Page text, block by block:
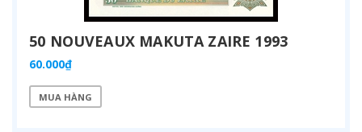
50 NOUVEAUX MAKUTA ZAIRE 1993
60.000₫
MUA HÀNG